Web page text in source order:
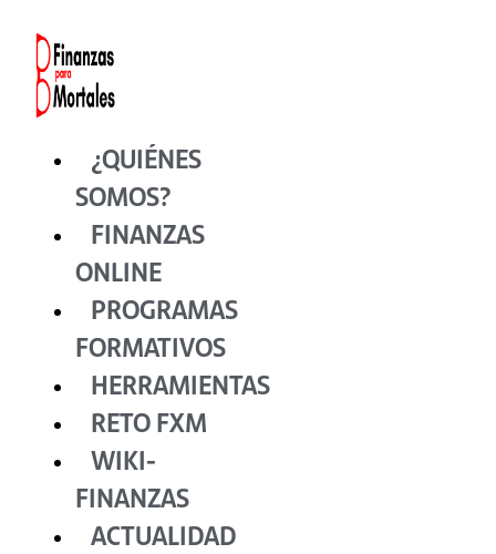
contenido
¿QUIÉNES
SOMOS?
FINANZAS
ONLINE
PROGRAMAS
FORMATIVOS
HERRAMIENTAS
RETO FXM
WIKI-
FINANZAS
ACTUALIDAD